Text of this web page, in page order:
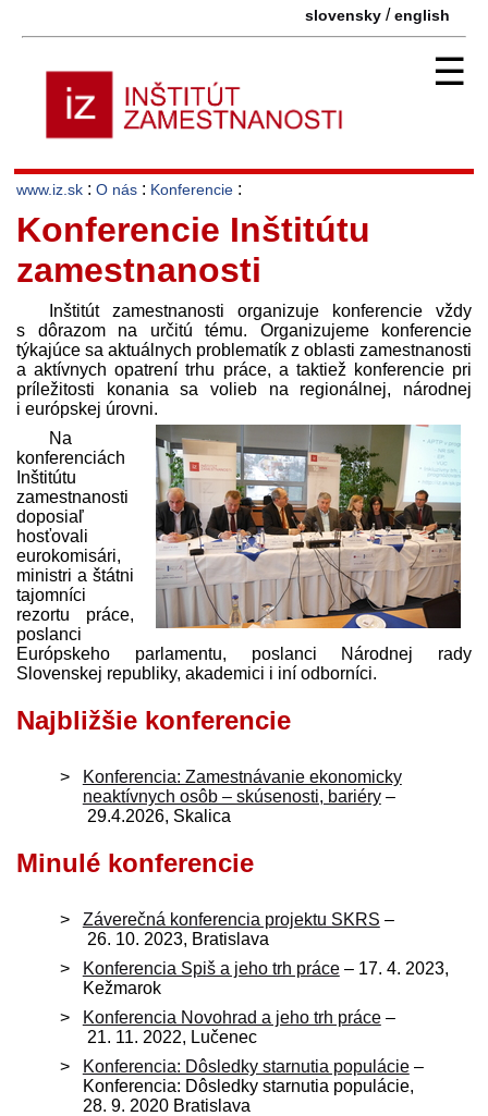
slovensky /english
☰
www.iz.sk : O nás : Konferencie :
Konferencie Inštitútu
zamestnanosti
Inštitút zamestnanosti organizuje konferencie vždy
s dôrazom na určitú tému. Organizujeme konferencie
týkajúce sa aktuálnych problematík z oblasti zamestnanosti
a aktívnych opatrení trhu práce, a taktiež konferencie pri
príležitosti konania sa volieb na regionálnej, národnej
i európskej úrovni.
Na
konferenciách
Inštitútu
zamestnanosti
doposiaľ
hosťovali
eurokomisári,
ministri a štátni
tajomníci
rezortu práce,
poslanci
Európskeho parlamentu, poslanci Národnej rady
Slovenskej republiky, akademici i iní odborníci.
Najbližšie konferencie
Konferencia: Zamestnávanie ekonomicky
neaktívnych osôb – skúsenosti, bariéry–
29.4.2026, Skalica
Minulé konferencie
Záverečná konferencia projektu SKRS –
26. 10. 2023, Bratislava
Konferencia Spiš a jeho trh práce– 17. 4. 2023,
Kežmarok
Konferencia Novohrad a jeho trh práce–
21. 11. 2022, Lučenec
Konferencia: Dôsledky starnutia populácie–
Konferencia: Dôsledky starnutia populácie,
28. 9. 2020 Bratislava